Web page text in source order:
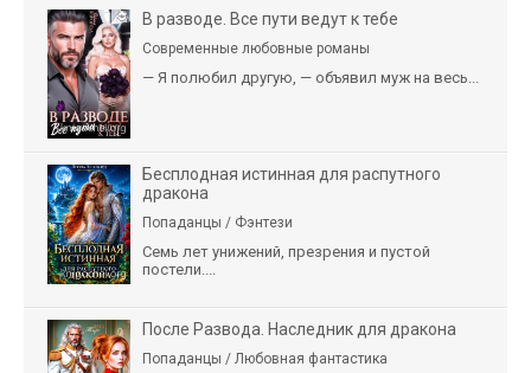
В разводе. Все пути ведут к тебе
Современные любовные романы
— Я полюбил другую, — объявил муж на весь...
Бесплодная истинная для распутного
дракона
Попаданцы / Фэнтези
Семь лет унижений, презрения и пустой
постели....
После Развода. Наследник для дракона
Попаданцы / Любовная фантастика